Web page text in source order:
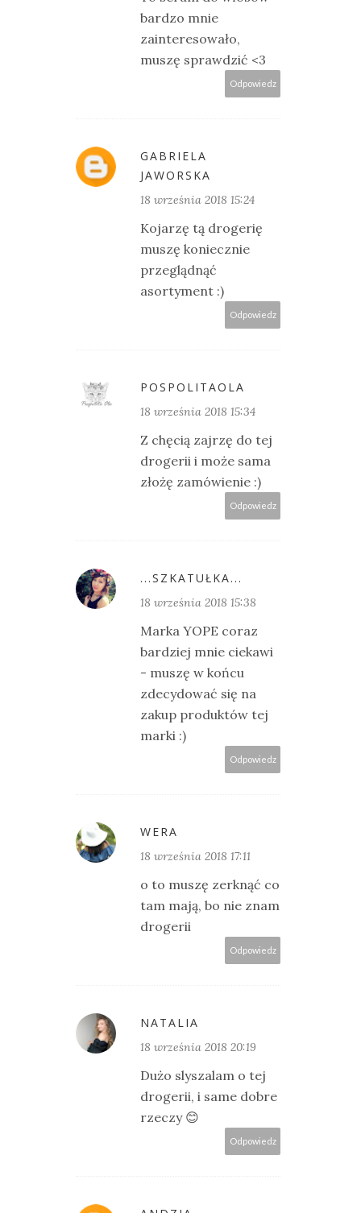
bardzo mnie
zainteresowało,
muszę sprawdzić <3
Odpowiedz
GABRIELA
JAWORSKA
18 września 2018 15:24
Kojarzę tą drogerię
muszę koniecznie
przeglądnąć
asortyment :)
Odpowiedz
POSPOLITAOLA
18 września 2018 15:34
Z chęcią zajrzę do tej
drogerii i może sama
złożę zamówienie :)
Odpowiedz
...SZKATUŁKA...
18 września 2018 15:38
Marka YOPE coraz
bardziej mnie ciekawi
- muszę w końcu
zdecydować się na
zakup produktów tej
marki :)
Odpowiedz
WERA
18 września 2018 17:11
o to muszę zerknąć co
tam mają, bo nie znam
drogerii
Odpowiedz
NATALIA
18 września 2018 20:19
Dużo slyszalam o tej
drogerii, i same dobre
rzeczy 😊
Odpowiedz